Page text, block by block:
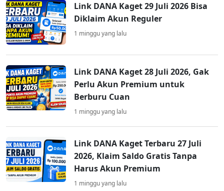
Link DANA Kaget 29 Juli 2026 Bisa
Diklaim Akun Reguler
1 minggu yang lalu
Link DANA Kaget 28 Juli 2026, Gak
Perlu Akun Premium untuk
Berburu Cuan
1 minggu yang lalu
Link DANA Kaget Terbaru 27 Juli
2026, Klaim Saldo Gratis Tanpa
Harus Akun Premium
1 minggu yang lalu